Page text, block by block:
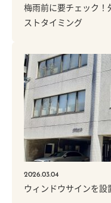
梅雨前に要チェック
ストタイミング
2026.03.04
ウィンドウサインを設